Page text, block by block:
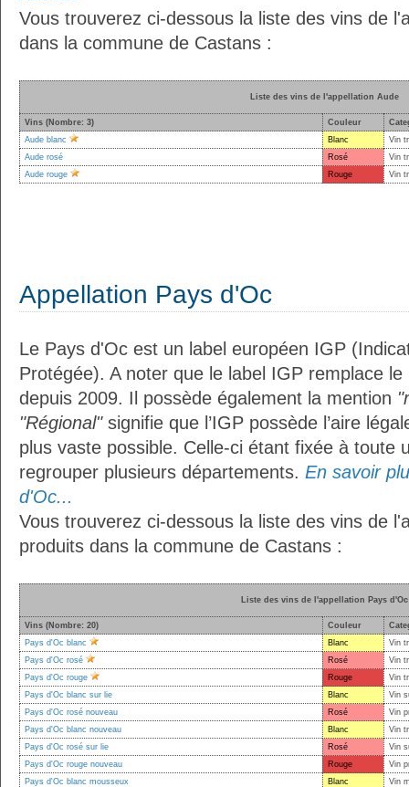
Vous trouverez ci-dessous la liste des vins de
dans la commune de Castans :
Liste des vins de l'appellation Aude
Vins (Nombre: 3) Couleur
Aude blanc
Blanc
Vin
Aude rosé
Rosé
Vin
Aude rouge
Rouge Vin
Appellation Pays d'Oc
Le Pays d'Oc est un label européen IGP
Protégée). A noter que le label IGP remplace
depuis 2009. Il possède également la mention
"Régional"signifie que l’IGP possède l’aire
plus vaste possible. Celle-ci étant fixée à toute
regrouper plusieurs départements. En savoir
d'Oc...
Vous trouverez ci-dessous la liste des vins de
produits dans la commune de Castans :
Liste des vins de l'appellation Pays d'Oc
Vins (Nombre: 20) Couleur
Pays d'Oc blanc
Blanc
Vin
Pays d'Oc rosé
Rosé
Vin
Pays d'Oc rouge
Rouge
Vin
Pays d'Oc blanc sur lie
Blanc
Vin
Pays d'Oc rosé nouveau
Rosé
Vin
Pays d'Oc blanc nouveau
Blanc
Vin
Pays d'Oc rosé sur lie
Rosé
Vin
Pays d'Oc rouge nouveau
Rouge
Vin
Pays d'Oc blanc mousseux
Blanc Vin